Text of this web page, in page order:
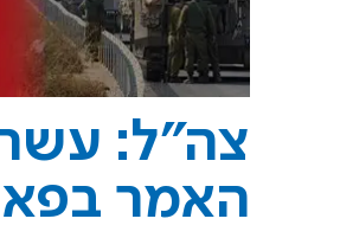
צה"ל:
האמר